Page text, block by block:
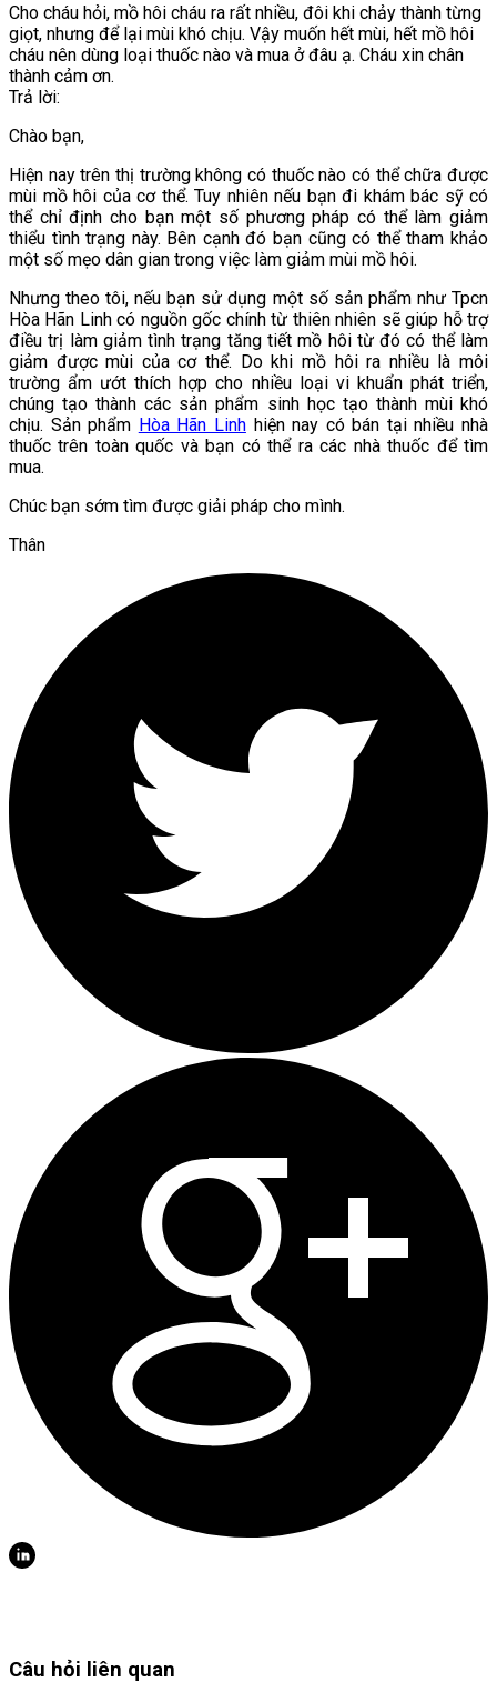
Cho cháu hỏi, mồ hôi cháu ra rất nhiều, đôi khi chảy thành từng
giọt, nhưng để lại mùi khó chịu. Vậy muốn hết mùi, hết mồ hôi
cháu nên dùng loại thuốc nào và mua ở đâu ạ. Cháu xin chân
thành cảm ơn.
Trả lời:
Chào bạn,
Hiện nay trên thị trường không có thuốc nào có thể chữa được
mùi mồ hôi của cơ thể. Tuy nhiên nếu bạn đi khám bác sỹ có
thể chỉ định cho bạn một số phương pháp có thể làm giảm
thiểu tình trạng này. Bên cạnh đó bạn cũng có thể tham khảo
một số mẹo dân gian trong việc làm giảm mùi mồ hôi.
Nhưng theo tôi, nếu bạn sử dụng một số sản phẩm như Tpcn
Hòa Hãn Linh có nguồn gốc chính từ thiên nhiên sẽ giúp hỗ trợ
điều trị làm giảm tình trạng tăng tiết mồ hôi từ đó có thể làm
giảm được mùi của cơ thể. Do khi mồ hôi ra nhiều là môi
trường ẩm ướt thích hợp cho nhiều loại vi khuẩn phát triển,
chúng tạo thành các sản phẩm sinh học tạo thành mùi khó
chịu. Sản phẩm Hòa Hãn Linhhiện nay có bán tại nhiều nhà
thuốc trên toàn quốc và bạn có thể ra các nhà thuốc để tìm
mua.
Chúc bạn sớm tìm được giải pháp cho mình.
Thân
Câu hỏi liên quan